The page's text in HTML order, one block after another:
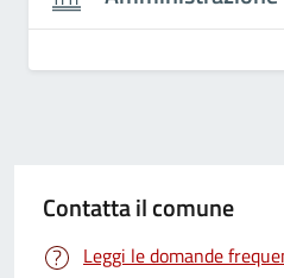
Contatta il comune
Leggi le domande